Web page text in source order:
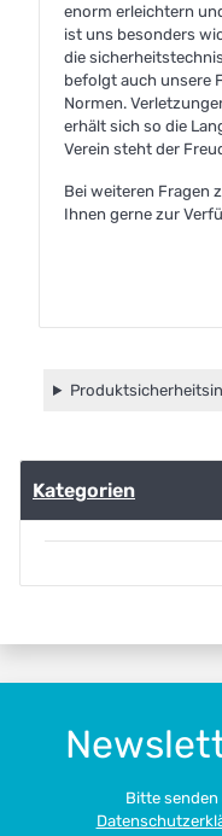
enorm erleichtern
ist uns besonders
die
befolgt auch unsere
Normen.
erhält sich so die
Verein steht der
Bei weiteren Fragen
Ihnen gerne zur
Kategorien
Bitte